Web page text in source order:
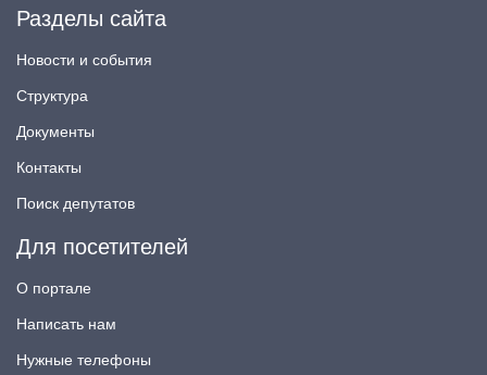
Разделы сайта
Новости и события
Структура
Документы
Контакты
Поиск депутатов
Для посетителей
О портале
Написать нам
Нужные телефоны